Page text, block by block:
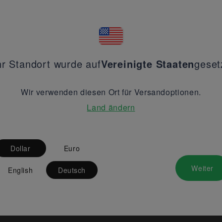
Standort wurde aufVereinigte Staaten
Wir verwenden diesen Ort für Versandoptionen.
Land ändern
Dollar Euro
English Deutsch Weiter